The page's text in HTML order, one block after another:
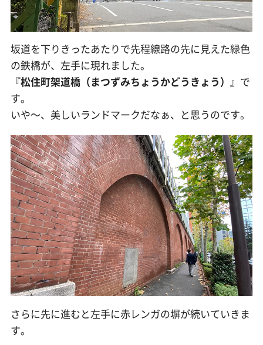
坂道を下りきったあたりで先程線路の先に見えた緑色
の鉄橋が、左手に現れました。
『松住町架道橋（まつずみちょうかどうきょう） 』で
す。
いや〜、美しいランドマークだなぁ、と思うのです。
さらに先に進むと左手に赤レンガの塀が続いていきま
す。